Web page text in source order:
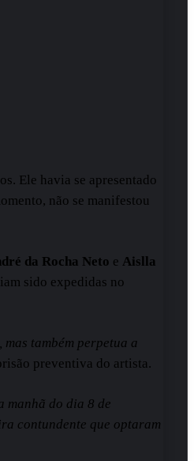
Ele havia se apresentado
não se manifestou
da Rocha Neto e Aislla
sido expedidas no
também perpetua a
preventiva do artista.
manhã do dia 8 de
contundente que optaram